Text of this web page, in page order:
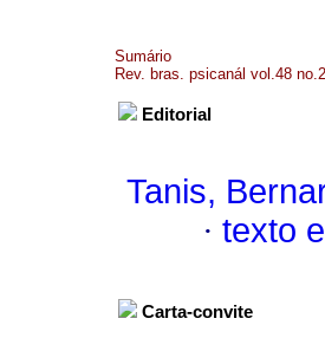
Sumário
Rev. bras. psicanál vol.48
Editorial
Tanis,
· texto
Carta-convite